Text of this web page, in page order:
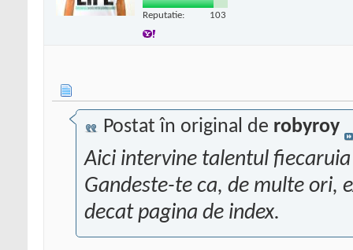
Reputatie: 103
Postat în original de robyroy
Aici intervine talentul
Gandeste-te ca, de multe ori,
decat pagina de index.